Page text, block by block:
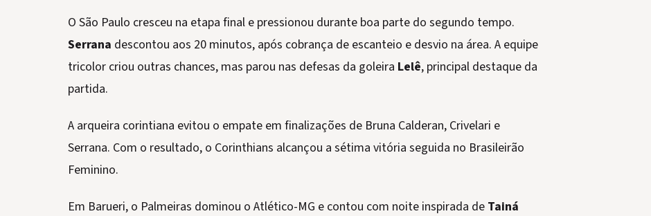
O São Paulo cresceu na etapa final e pressionou durante boa parte do segundo tempo.
Serrana descontou aos 20 minutos, após cobrança de escanteio e desvio na área. A equipe
tricolor criou outras chances, mas parou nas defesas da goleira Lelê, principal destaque da
partida.
A arqueira corintiana evitou o empate em finalizações de Bruna Calderan, Crivelari e
Serrana. Com o resultado, o Corinthians alcançou a sétima vitória seguida no Brasileirão
Feminino.
Em Barueri, o Palmeiras dominou o Atlético-MG e contou com noite inspirada de Tainá